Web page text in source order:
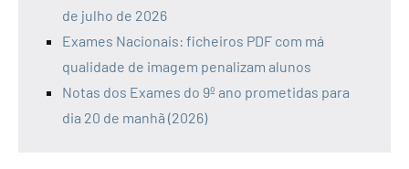
de julho de 2026
Exames Nacionais: ficheiros PDF com má
qualidade de imagem penalizam alunos
Notas dos Exames do 9º ano prometidas para
dia 20 de manhã (2026)